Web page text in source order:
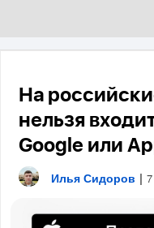
На
нельзя
Google или
Илья Сидоров |